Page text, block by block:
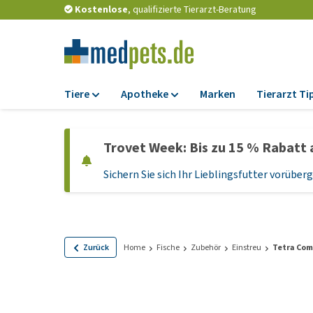
Kostenlose, qualifizierte Tierarzt-Beratung
Tiere
Trockenfutter
Nassfutter
Hundefutter
Apotheke
Zeckenschutz und
Flohmittel
Probiotika und
Marken Tierarzt
Trovet Week: Bis zu 15 %
Sichern Sie sich Ihr Lieblingsfutter
Zurück Home Fische Zubehör Einstreu Tetra